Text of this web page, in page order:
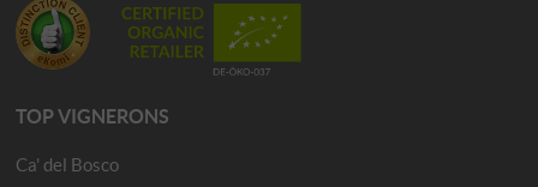
TOP VIGNERONS
Ca' del Bosco